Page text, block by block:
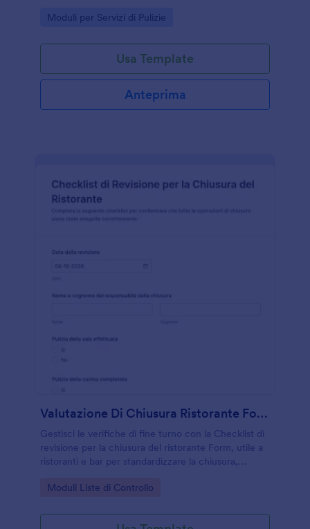
ordinato con Jotform.
Go to Category:
Moduli per Servizi di Pulizie
Usa Template
Anteprima
Valutazione Di Chiusura Ristorante Form 🍽️
Gestisci le verifiche di fine turno con la Checklist di
revisione per la chiusura del ristorante Form, utile a
ristoranti e bar per standardizzare la chiusura,
l’organizzazione del team.
Go to Category:
Moduli Liste di Controllo